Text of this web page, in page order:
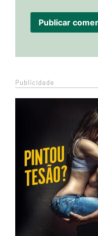
Publicidade